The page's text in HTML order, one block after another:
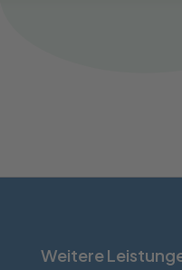
Weitere